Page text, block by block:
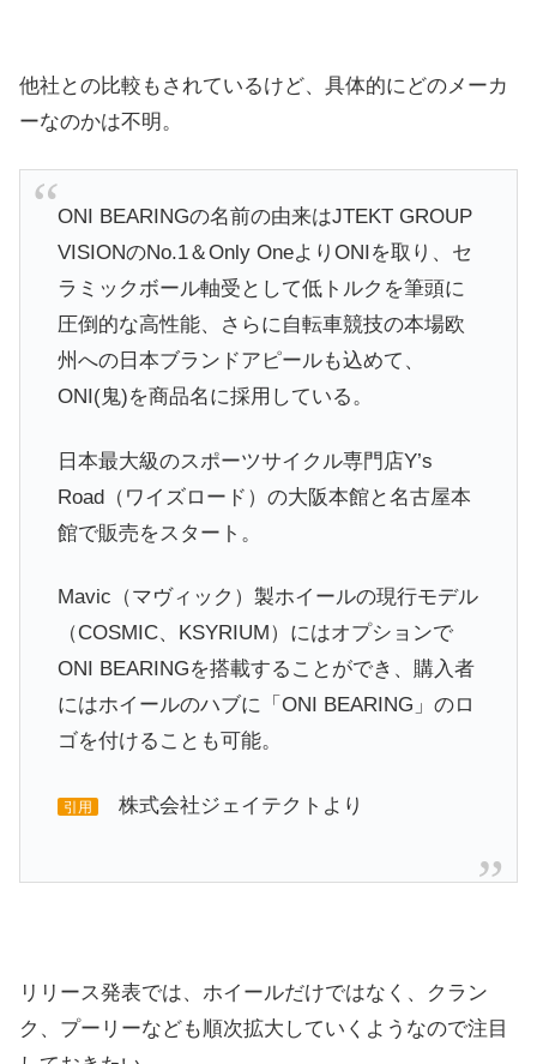
他社との比較もされているけど、具体的にどのメーカ
ーなのかは不明。
ONI BEARINGの名前の由来はJTEKT GROUP
VISIONのNo.1＆Only OneよりONIを取り、セ
ラミックボール軸受として低トルクを筆頭に
圧倒的な高性能、さらに自転車競技の本場欧
州への日本ブランドアピールも込めて、
ONI(鬼)を商品名に採用している。
日本最大級のスポーツサイクル専門店Y’s
Road（ワイズロード）の大阪本館と名古屋本
館で販売をスタート。
Mavic（マヴィック）製ホイールの現行モデル
（COSMIC、KSYRIUM）にはオプションで
ONI BEARINGを搭載することができ、購入者
にはホイールのハブに「ONI BEARING」のロ
ゴを付けることも可能。
引用 株式会社ジェイテクトより
リリース発表では、ホイールだけではなく、クラン
ク、プーリーなども順次拡大していくようなので注目